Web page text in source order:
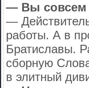
— Вы совсем
—
работы. А в
Братиславы.
сборную
в элитный